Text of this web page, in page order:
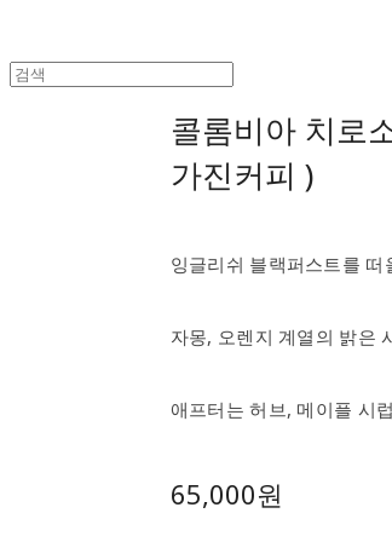
콜롬비아 치로
가진커피 )
잉글리쉬 블랙퍼스트를
자몽, 오렌지 계열의 밝은
애프터는 허브, 메이플 시
65,000원